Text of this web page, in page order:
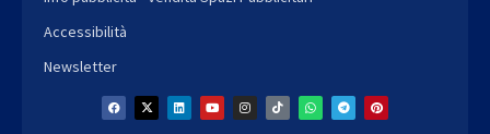
Accessibilità
Newsletter